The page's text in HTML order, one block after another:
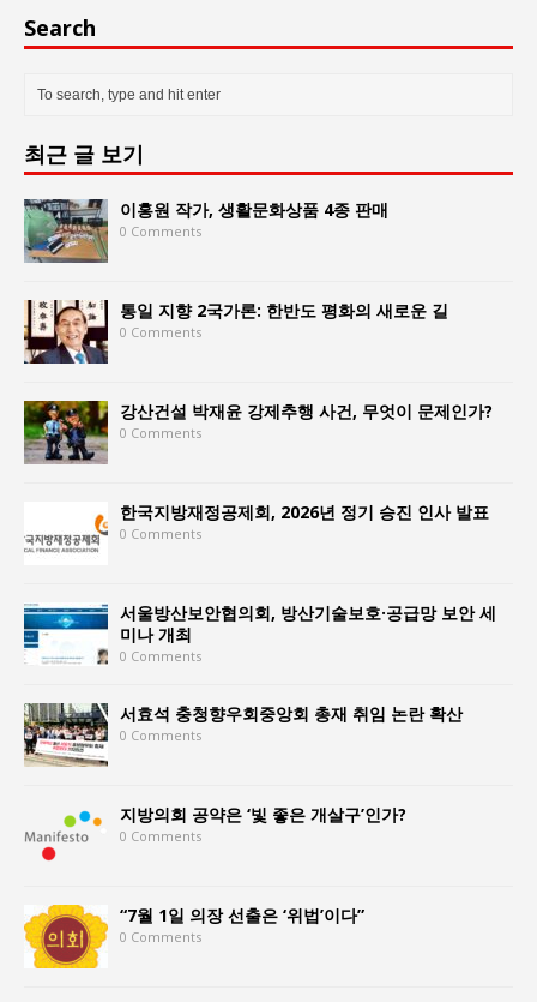
Search
최근 글 보기
이홍원 작가, 생활문화상품 4종 판매
0 Comments
통일 지향 2국가론: 한반도 평화의 새로운 길
0 Comments
강산건설 박재윤 강제추행 사건, 무엇이 문제인가?
0 Comments
한국지방재정공제회, 2026년 정기 승진 인사 발표
0 Comments
서울방산보안협의회, 방산기술보호·공급망 보안 세
미나 개최
0 Comments
서효석 충청향우회중앙회 총재 취임 논란 확산
0 Comments
지방의회 공약은 ‘빛 좋은 개살구’인가?
0 Comments
“7월 1일 의장 선출은 ‘위법’이다”
0 Comments